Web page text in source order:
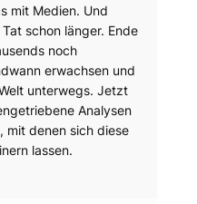
mit Medien. Und
schon länger. Ende
noch
erwachsen und
unterwegs. Jetzt
Analysen
mit denen sich diese
lassen.